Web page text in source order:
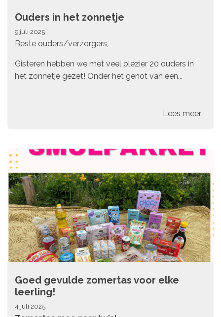
Ouders in het zonnetje
9 juli 2025
Beste ouders/verzorgers,
Gisteren hebben we met veel plezier 20 ouders in
het zonnetje gezet! Onder het genot van een...
Lees meer
Goed gevulde zomertas voor elke
leerling!
4 juli 2025